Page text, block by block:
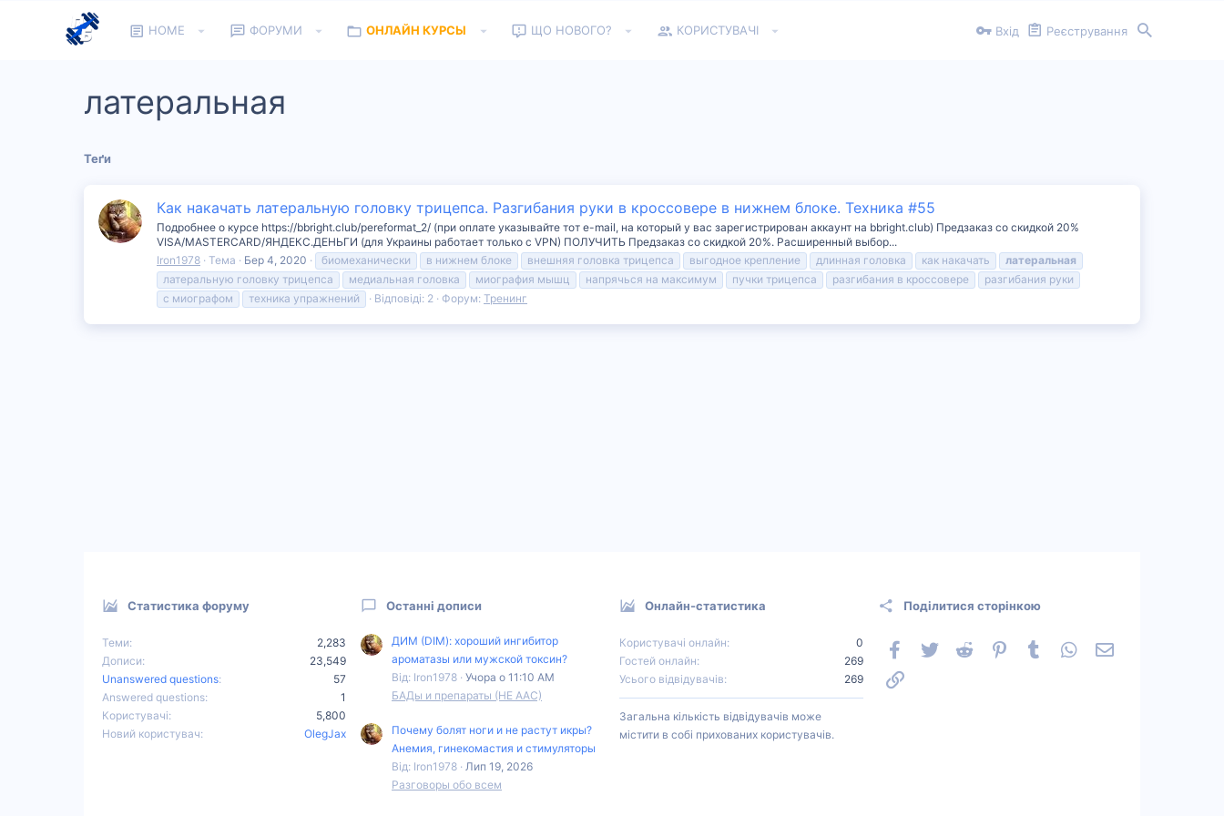
HOME ФОРУМИ ОНЛАЙН КУРСЫ ЩО НОВОГО? КОРИСТУВАЧІ Вхід Реєстрування
латеральная
Теґи
Как накачать латеральную головку трицепса. Разгибания руки в кроссовере в нижнем блоке. Техника #55
Подробнее о курсе https://bbright.club/pereformat_2/ (при оплате указывайте тот e-mail, на который у вас зарегистрирован аккаунт на bbright.club) Предзаказ со скидкой 20%
VISA/MASTERCARD/ЯНДЕКС.ДЕНЬГИ (для Украины работает только с VPN) ПОЛУЧИТЬ Предзаказ со скидкой 20%. Расширенный выбор...
Iron1978 Тема Бер 4, 2020 биомеханически в нижнем блоке внешняя головка трицепса выгодное крепление длинная головка как накачать
латеральная
латеральную головку трицепса
медиальная головка миография мышц напрячься на максимум пучки трицепса разгибания в кроссовере
разгибания руки
с миографом
техника упражнений Відповіді: 2 Форум: Тренинг
Статистика форуму
Теми
2,283
Дописи
23,549
Unanswered questions
57
Answered questions
1
Користувачі
5,800
Новий користувач
OlegJax
Останні дописи
ДИМ (DIM): хороший ингибитор
ароматазы или мужской токсин?
Від: Iron1978 Учора о 11:10 AM
БАДы и препараты (НЕ ААС)
Почему болят ноги и не растут икры?
Анемия, гинекомастия и стимуляторы
Від: Iron1978 Лип 19, 2026
Разговоры обо всем
Онлайн-статистика
Користувачі онлайн
0
Гостей онлайн
269
Усього відвідувачів
269
Загальна кількість відвідувачів може
містити в собі прихованих користувачів.
Поділитися сторінкою
FacebookTwitter Reddit PinterestTumblr WhatsApp